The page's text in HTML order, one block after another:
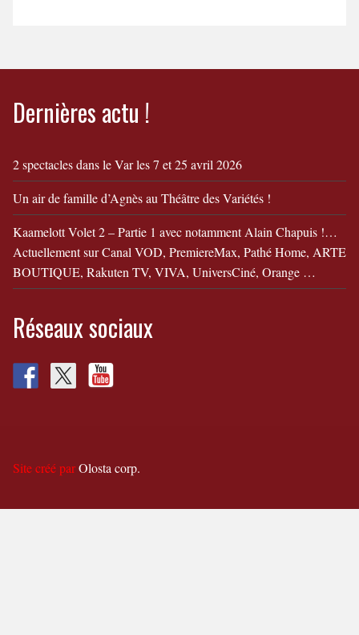
Dernières actu !
2 spectacles dans le Var les 7 et 25 avril 2026
Un air de famille d’Agnès au Théâtre des Variétés !
Kaamelott Volet 2 – Partie 1 avec notamment Alain Chapuis !…
Actuellement sur Canal VOD, PremiereMax, Pathé Home, ARTE
BOUTIQUE, Rakuten TV, VIVA, UniversCiné, Orange …
Réseaux sociaux
Site créé parOlosta corp.